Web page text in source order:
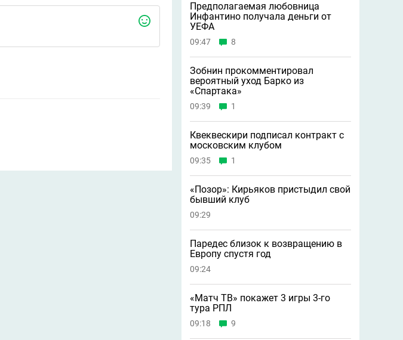
Предполагаемая любовница
Инфантино получала деньги от
УЕФА
09:47 8
Зобнин прокомментировал
вероятный уход Барко из
«Спартака»
09:39 1
Квеквескири подписал контракт с
московским клубом
09:35 1
«Позор»: Кирьяков пристыдил свой
бывший клуб
09:29
Паредес близок к возвращению в
Европу спустя год
09:24
«Матч ТВ» покажет 3 игры 3-го
тура РПЛ
09:18 9